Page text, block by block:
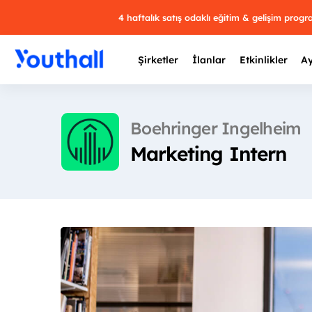
4 haftalık satış odaklı eğitim & gelişim
Şirketler İlanlar Etkinlikler
Boehringer Ingelheim
Marketing Intern